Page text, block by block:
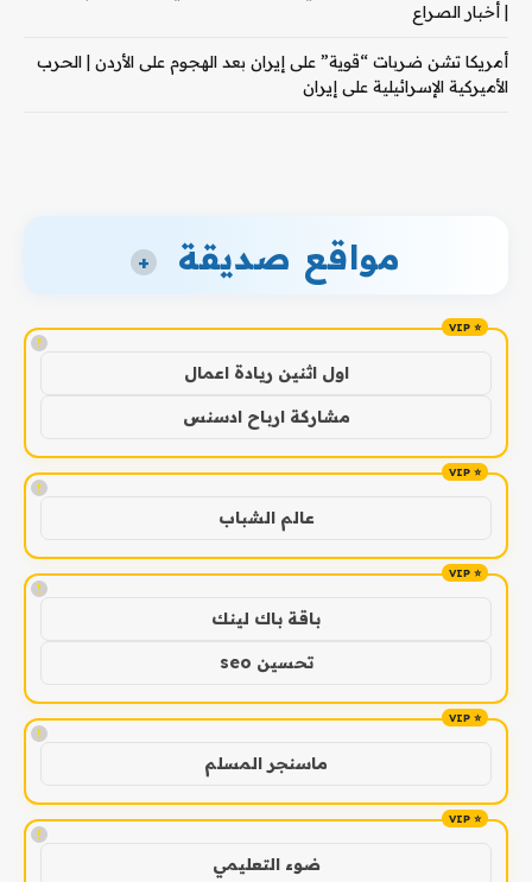
| أخبار الصراع
أمريكا تشن ضربات “قوية” على إيران بعد الهجوم على الأردن | الحرب
الأميركية الإسرائيلية على إيران
مواقع صديقة +
!
اول اثنين ريادة اعمال
مشاركة ارباح ادسنس
!
عالم الشباب
!
باقة باك لينك
تحسين seo
!
ماسنجر المسلم
!
ضوء التعليمي